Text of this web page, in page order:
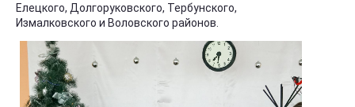
Елецкого, Долгоруковского, Тербунского,
Измалковского и Воловского районов.